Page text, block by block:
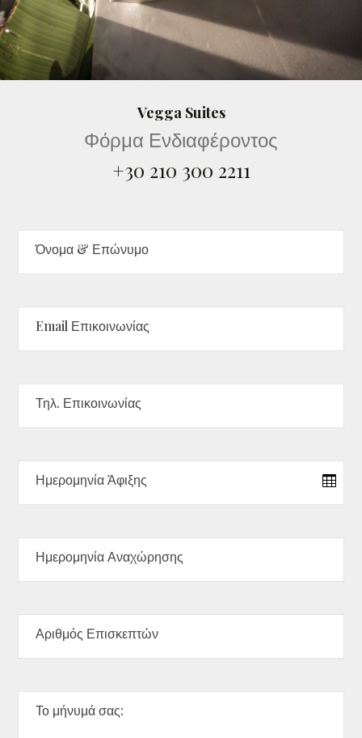
Vegga Suites
Φόρμα Ενδιαφέροντος
+30 210 300 2211
Όνομα & Επώνυμο
Email Επικοινωνίας
Τηλ. Επικοινωνίας
Ημερομηνία Άφιξης
Ημερομηνία Αναχώρησης
Αριθμός Επισκεπτών
Το μήνυμά σας: